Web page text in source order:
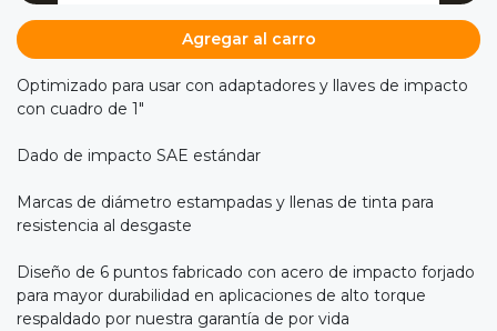
Agregar al carro
Optimizado para usar con adaptadores y llaves de impacto
con cuadro de 1"
Dado de impacto SAE estándar
Marcas de diámetro estampadas y llenas de tinta para
resistencia al desgaste
Diseño de 6 puntos fabricado con acero de impacto forjado
para mayor durabilidad en aplicaciones de alto torque
respaldado por nuestra garantía de por vida